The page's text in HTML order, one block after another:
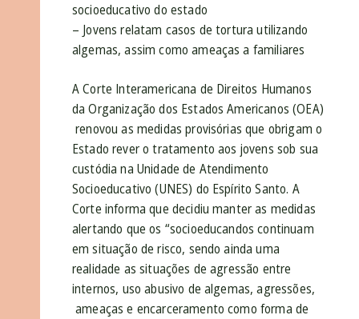
socioeducativo do estado
– Jovens relatam casos de tortura utilizando
algemas, assim como ameaças a familiares
A Corte Interamericana de Direitos Humanos
da Organização dos Estados Americanos (OEA)
renovou as medidas provisórias que obrigam o
Estado rever o tratamento aos jovens sob sua
custódia na Unidade de Atendimento
Socioeducativo (UNES) do Espírito Santo. A
Corte informa que decidiu manter as medidas
alertando que os “socioeducandos continuam
em situação de risco, sendo ainda uma
realidade as situações de agressão entre
internos, uso abusivo de algemas, agressões,
ameaças e encarceramento como forma de